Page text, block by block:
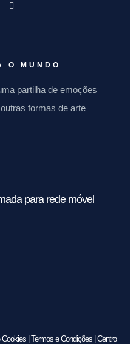
O MUNDO
partilha de emoções
formas de arte
para rede móvel
Cookies |Termos e Condições |Centro